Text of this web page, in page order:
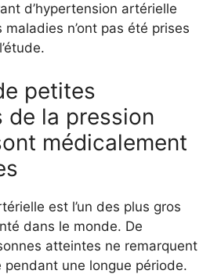
d’hypertension artérielle
maladies n’ont pas été prises
petites
de la pression
médicalement
est l’un des plus gros
dans le monde. De
atteintes ne remarquent
pendant une longue période.